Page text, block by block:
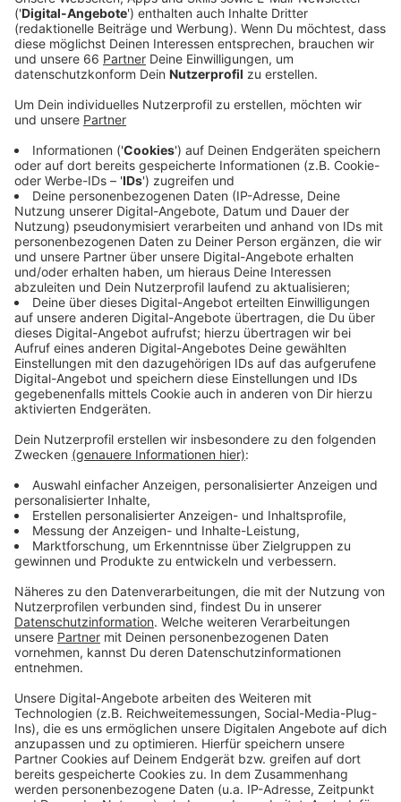
aber nicht zu vermelden.
Veröffentlicht:Montag, 02.01.2023 04:39
Gegen 22 Uhr wurde es auf dem Burgplatz und der
Freitreppe voll. Nach Mitternacht zogen viele dann in
die Kneipen und Clubs weiter. Weitestgehend wurde
friedlich gefeiert. 17 Menschen verbrachten die
Neujahrsnacht aber im Polizeigewahrsam. Außerdem
gab es rund 20 Fälle von Körperverletzung und knapp
100 Platzverweise. Der städtische Ordnungs- und
Servicedienst kümmerte sich vor allem um die
Kontrolle des Feuerwerkverbots. Insgesamt wurden
4.200 Feuerwerkkörper eingesammelt und vernichtet.
Außerdem wurden über 20 "Wildpinkler" erwischt.
Anzeige
Weitere Infos und Links zum Thema:
Anzeige
So berichtet die Stadt Düsseldorf im Medienportal
Hier bilanziert die Polizei den Jahreswechsel
2022/23
Weitere Nachrichten aus Düsseldorf
Anzeige